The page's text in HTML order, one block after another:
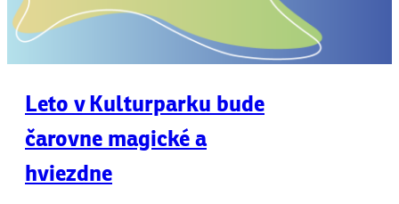
Leto v Kulturparku bude
čarovne magické a
hviezdne